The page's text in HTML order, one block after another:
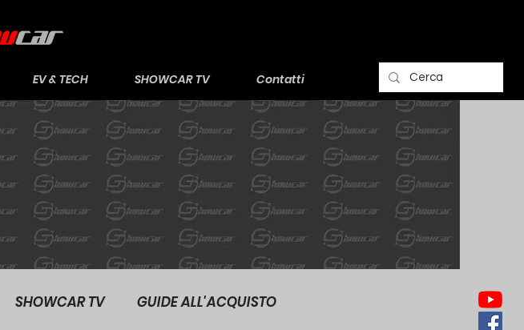
EV & TECH SHOWCAR TV Contatti
SHOWCAR TV GUIDE ALL'ACQUISTO